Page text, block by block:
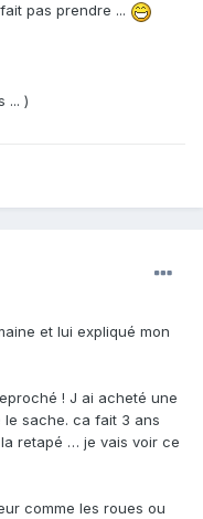
pas prendre ...
... )
et lui expliqué mon
! J ai acheté une
sache. ca fait 3 ans
retapé … je vais voir ce
comme les roues ou